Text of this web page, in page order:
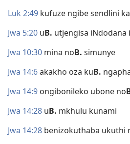
Luk 2:49 kufuze ngibe sendlini ka
Jwa 5:20 uB. utjengisa iNdodana
Jwa 10:30 mina noB. simunye
Jwa 14:6akakho oza kuB.
Jwa 14:9 ongibonileko ubone no
Jwa 14:28 uB. mkhulu kunami
Jwa 14:28 benizokuthaba ukuthi